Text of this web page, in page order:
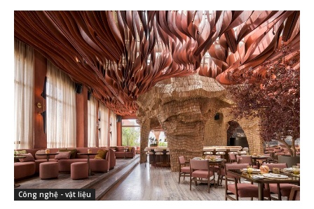
Công nghệ - vật liệu